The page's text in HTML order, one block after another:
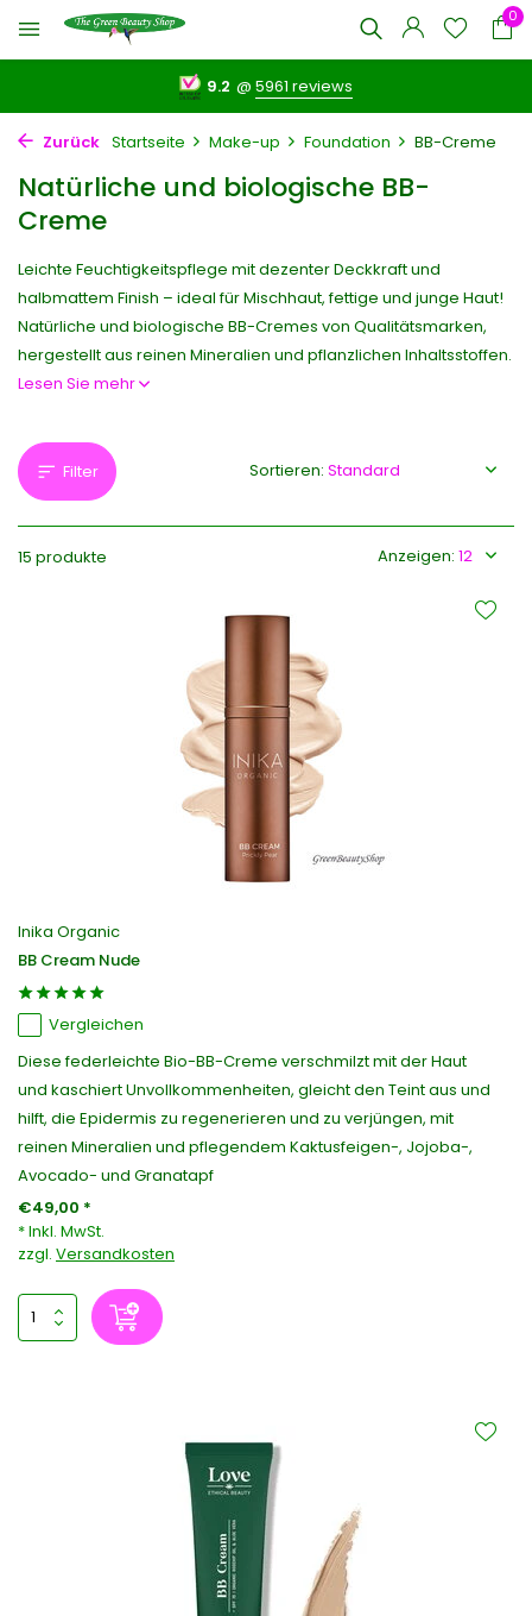
0
9.2 @5961 reviews
Zurück Startseite Make-up Foundation BB-Creme
Natürliche und biologische BB-
Creme
Leichte Feuchtigkeitspflege mit dezenter Deckkraft und
halbmattem Finish – ideal für Mischhaut, fettige und junge Haut!
Natürliche und biologische BB-Cremes von Qualitätsmarken,
hergestellt aus reinen Mineralien und pflanzlichen Inhaltsstoffen.
Lesen Sie mehr
Filter
15 produkte Anzeigen:
Sortieren:
Inika Organic
BB Cream Nude
Vergleichen
Diese federleichte Bio-BB-Creme verschmilzt mit der Haut
und kaschiert Unvollkommenheiten, gleicht den Teint aus und
hilft, die Epidermis zu regenerieren und zu verjüngen, mit
reinen Mineralien und pflegendem Kaktusfeigen-, Jojoba-,
Avocado- und Granatapf
€49,00 *
* Inkl. MwSt.
zzgl. Versandkosten